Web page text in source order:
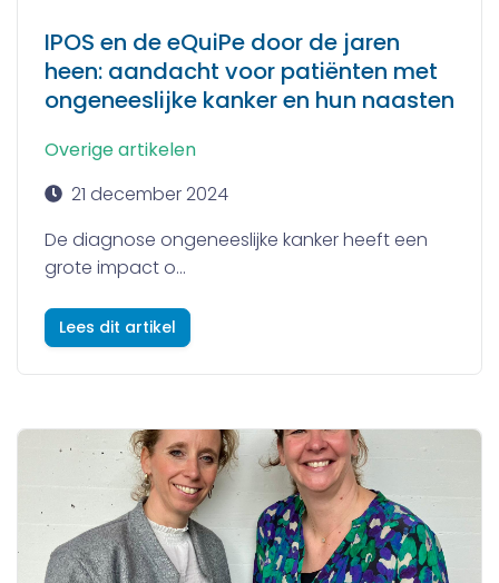
IPOS en de eQuiPe door de jaren
heen: aandacht voor patiënten met
ongeneeslijke kanker en hun naasten
Overige artikelen
21 december 2024
De diagnose ongeneeslijke kanker heeft een
grote impact o...
Lees dit artikel